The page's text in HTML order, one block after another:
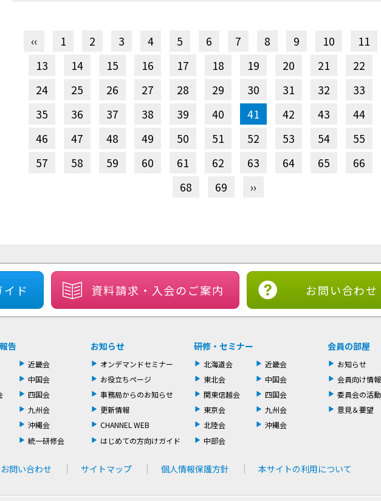
‹‹ 1 2 3 4 5 6 7 8 9 10 11
13
14 15 16 17 18 19 20 21 22
24
25 26 27 28 29 30 31 32 33
35
36 37 38 39 40 41 42 43 44
46
47 48 49 50 51 52 53 54 55
57
58 59 60 61 62 63 64 65 66
68
69 ››
ド 資料請求・ 入会のご案内 お問い合わせ
告
近畿会
中国会
四国会
九州会
沖縄会
統一研修会
お知らせ
オンデマンドセミナー
お役立ちページ
事務局からのお知らせ
更新情報
CHANNEL WEB
はじめての方向けガイド
研修・セミナー
北海道会
東北会
関東信越会
東京会
北陸会
中部会
近畿会
中国会
四国会
九州会
沖縄会
会員の部屋
お知らせ
会員向け情報
委員会の活
意見＆要望
お問い合わせ サイトマップ 個人情報保護方針 本サイトの利用について